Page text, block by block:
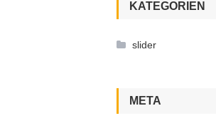
KATEGORIEN
slider
META